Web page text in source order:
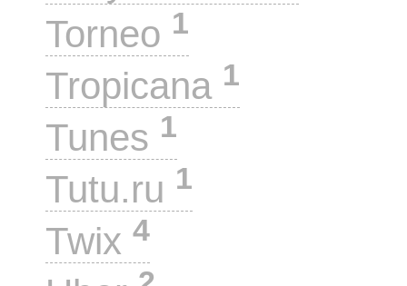
Torneo 1
Tropicana 1
Tunes 1
Tutu.ru 1
Twix 4